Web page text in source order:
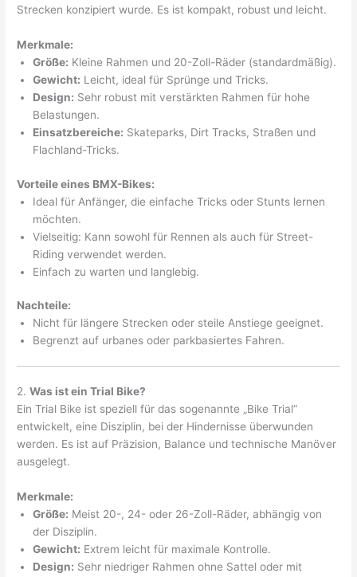
Strecken konzipiert wurde. Es ist kompakt, robust und leicht.
Merkmale:
Größe: Kleine Rahmen und 20-Zoll-Räder (standardmäßig).
Gewicht: Leicht, ideal für Sprünge und Tricks.
Design: Sehr robust mit verstärkten Rahmen für hohe
Belastungen.
Einsatzbereiche: Skateparks, Dirt Tracks, Straßen und
Flachland-Tricks.
Vorteile eines BMX-Bikes:
Ideal für Anfänger, die einfache Tricks oder Stunts lernen
möchten.
Vielseitig: Kann sowohl für Rennen als auch für Street-
Riding verwendet werden.
Einfach zu warten und langlebig.
Nachteile:
Nicht für längere Strecken oder steile Anstiege geeignet.
Begrenzt auf urbanes oder parkbasiertes Fahren.
2.Was ist ein Trial Bike?
Ein Trial Bike ist speziell für das sogenannte „Bike Trial“
entwickelt, eine Disziplin, bei der Hindernisse überwunden
werden. Es ist auf Präzision, Balance und technische Manöver
ausgelegt.
Merkmale:
Größe: Meist 20-, 24- oder 26-Zoll-Räder, abhängig von
der Disziplin.
Gewicht: Extrem leicht für maximale Kontrolle.
Design: Sehr niedriger Rahmen ohne Sattel oder mit